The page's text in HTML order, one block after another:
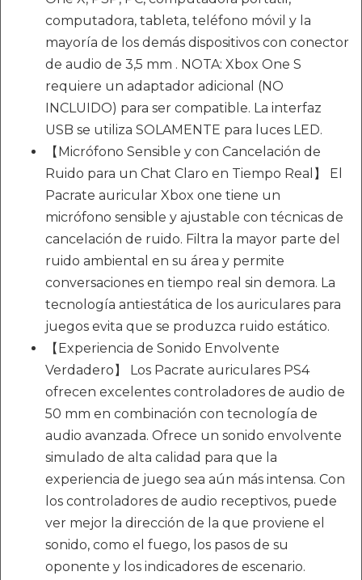
computadora, tableta, teléfono móvil y la
mayoría de los demás dispositivos con conector
de audio de 3,5 mm . NOTA: Xbox One S
requiere un adaptador adicional (NO
INCLUIDO) para ser compatible. La interfaz
USB se utiliza SOLAMENTE para luces LED.
【Micrófono Sensible y con Cancelación de
Ruido para un Chat Claro en Tiempo Real】 El
Pacrate auricular Xbox one tiene un
micrófono sensible y ajustable con técnicas de
cancelación de ruido. Filtra la mayor parte del
ruido ambiental en su área y permite
conversaciones en tiempo real sin demora. La
tecnología antiestática de los auriculares para
juegos evita que se produzca ruido estático.
【Experiencia de Sonido Envolvente
Verdadero】 Los Pacrate auriculares PS4
ofrecen excelentes controladores de audio de
50 mm en combinación con tecnología de
audio avanzada. Ofrece un sonido envolvente
simulado de alta calidad para que la
experiencia de juego sea aún más intensa. Con
los controladores de audio receptivos, puede
ver mejor la dirección de la que proviene el
sonido, como el fuego, los pasos de su
oponente y los indicadores de escenario.